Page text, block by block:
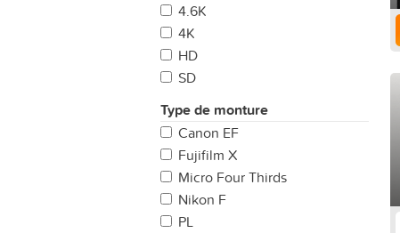
4.6K
4K
HD
SD
Type de monture
Canon EF
Fujifilm X
Micro Four Thirds
Nikon F
PL